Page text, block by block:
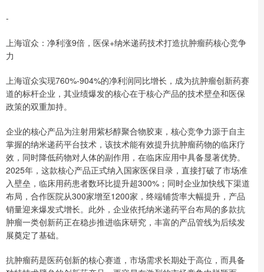
-
上海谊众：净利涨9倍，医保+纳米递药技术打造抗肿瘤药核心竞争
力
上海谊众实现760%-904%的净利润同比增长，成为抗肿瘤创新药赛
道的标杆企业，其业绩爆发的核心在于核心产品的技术壁垒和医保
政策的双重加持。
企业的核心产品为注射用紫杉醇聚合物胶束，核心竞争力源于自主
掌握的纳米递药平台技术，该技术能有效提升抗肿瘤药物的临床疗
效，同时降低药物对人体的副作用，在临床应用中具备显著优势。
2025年，这款核心产品正式纳入国家医保目录，直接打破了市场准
入壁垒，临床用药患者数环比提升超300%；同时企业加快线下渠道
布局，合作医院从300家增至1200家，终端铺货率大幅提升，产品
销量迎来爆发式增长。此外，企业依托纳米递药平台布局的多款抗
肿瘤一类创新药正在稳步推进临床研究，丰富的产品管线为后续发
展奠定了基础。
抗肿瘤药是医药创新的核心赛道，市场需求长期处于高位，而具备